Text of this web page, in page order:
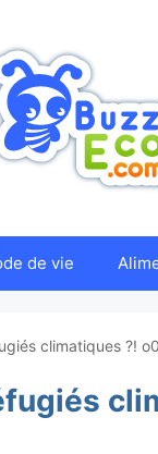
de vie
climatiques ?! o0